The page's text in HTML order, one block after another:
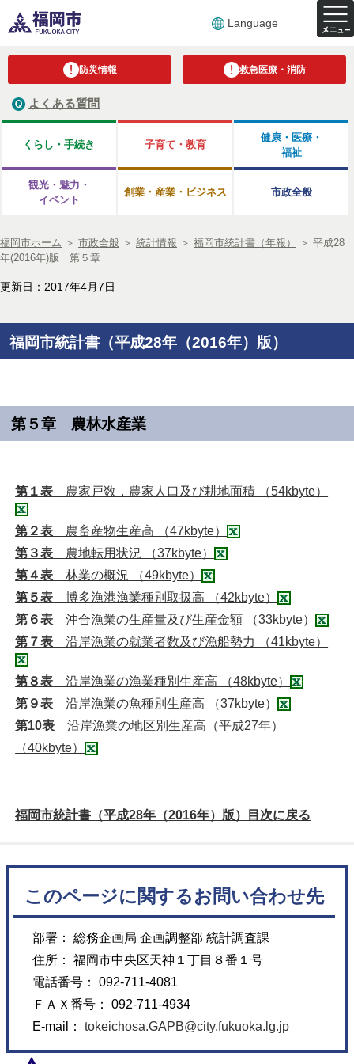
Language
防災情報 救急医療・消防
よくある質問
くらし・手続き 子育て・教育
健康・医療・
福祉
観光・魅力・
イベント
創業・産業・ビジネス 市政全般
福岡市ホーム ＞ 市政全般 ＞ 統計情報 ＞ 福岡市統計書（年報） ＞ 平成28
年(2016年)版 第５章
更新日：2017年4月7日
福岡市統計書（平成28年（2016年）版）
第５章 農林水産業
第１表 農家戸数，農家人口及び耕地面積 （54kbyte）
第２表 農畜産物生産高 （47kbyte）
第３表 農地転用状況 （37kbyte）
第４表 林業の概況 （49kbyte）
第５表 博多漁港漁業種別取扱高 （42kbyte）
第６表 沖合漁業の生産量及び生産金額 （33kbyte）
第７表 沿岸漁業の就業者数及び漁船勢力 （41kbyte）
第８表 沿岸漁業の漁業種別生産高 （48kbyte）
第９表 沿岸漁業の魚種別生産高 （37kbyte）
第10表 沿岸漁業の地区別生産高（平成27年）
（40kbyte）
福岡市統計書（平成28年（2016年）版）目次に戻る
このページに関するお問い合わせ先
部署： 総務企画局 企画調整部 統計調査課
住所： 福岡市中央区天神１丁目８番１号
電話番号： 092-711-4081
ＦＡＸ番号： 092-711-4934
E-mail：tokeichosa.GAPB@city.fukuoka.lg.jp